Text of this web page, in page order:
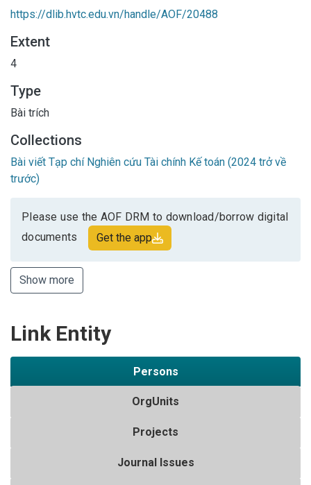
https://dlib.hvtc.edu.vn/handle/AOF/20488
Extent
4
Type
Bài trích
Collections
Bài viết Tạp chí Nghiên cứu Tài chính Kế toán (2024 trở về
trước)
Please use the AOF DRM to download/borrow digital
documents
Get the app
Show more
Link Entity
Persons
OrgUnits
Projects
Journal Issues